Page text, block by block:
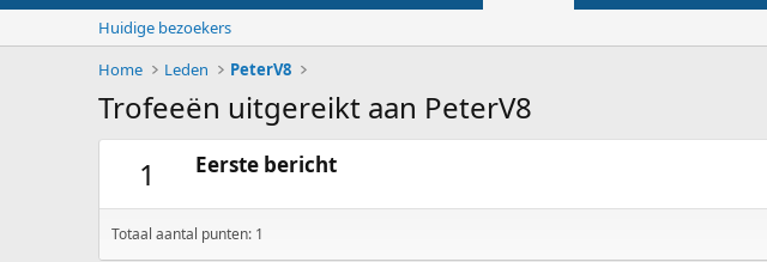
Huidige bezoekers
Home
Leden PeterV8
Trofeeën uitgereikt aan PeterV8
1
Eerste bericht
Totaal aantal punten: 1